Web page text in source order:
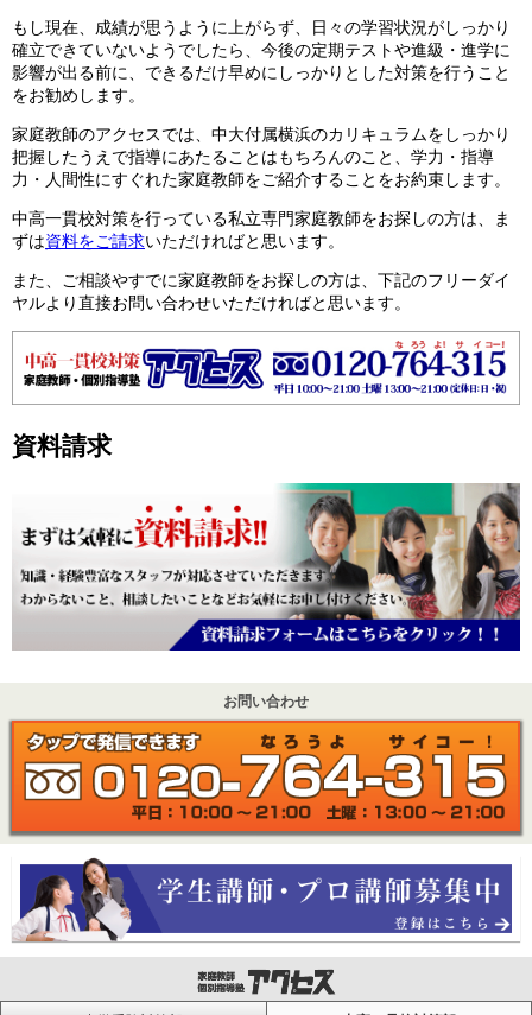
もし現在、成績が思うように上がらず、日々の学習状況がしっかり
確立できていないようでしたら、今後の定期テストや進級・進学に
影響が出る前に、できるだけ早めにしっかりとした対策を行うこと
をお勧めします。
家庭教師のアクセスでは、中大付属横浜のカリキュラムをしっかり
把握したうえで指導にあたることはもちろんのこと、学力・指導
力・人間性にすぐれた家庭教師をご紹介することをお約束します。
中高一貫校対策を行っている私立専門家庭教師をお探しの方は、ま
ずは資料をご請求いただければと思います。
また、ご相談やすでに家庭教師をお探しの方は、下記のフリーダイ
ヤルより直接お問い合わせいただければと思います。
資料請求
お問い合わせ